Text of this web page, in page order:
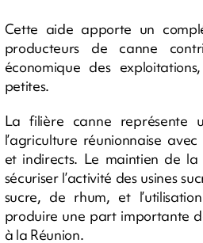
Cette aide apporte un
producteurs de canne
économique des
petites.
La filière canne représente
l’agriculture réunionnaise
et indirects. Le maintien de
sécuriser l’activité des usines
sucre, de rhum, et
produire une part importante
à la Réunion.